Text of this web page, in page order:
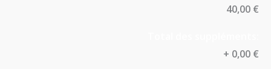
40,00 €
+ 0,00 €